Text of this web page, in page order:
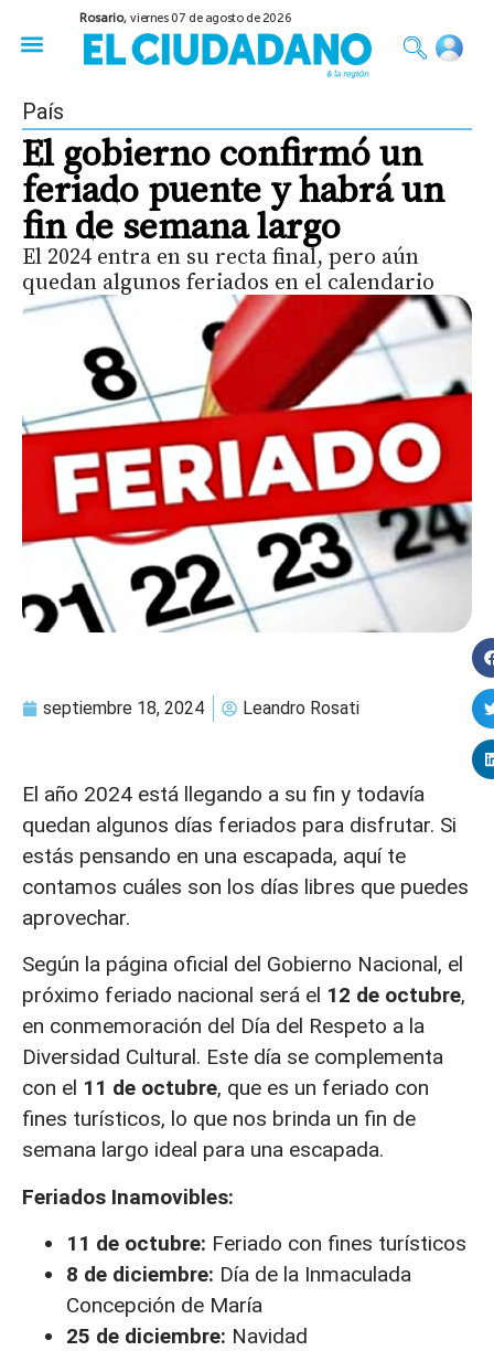
Rosario,viernes 07 de agosto de 2026
País
El gobierno confirmó un
feriado puente y habrá un
fin de semana largo
El 2024 entra en su recta final, pero aún
quedan algunos feriados en el calendario
septiembre 18, 2024 Leandro Rosati
El año 2024 está llegando a su fin y todavía
quedan algunos días feriados para disfrutar. Si
estás pensando en una escapada, aquí te
contamos cuáles son los días libres que puedes
aprovechar.
Según la página oficial del Gobierno Nacional, el
próximo feriado nacional será el 12 de octubre,
en conmemoración del Día del Respeto a la
Diversidad Cultural. Este día se complementa
con el 11 de octubre, que es un feriado con
fines turísticos, lo que nos brinda un fin de
semana largo ideal para una escapada.
Feriados Inamovibles:
11 de octubre: Feriado con fines turísticos
8 de diciembre: Día de la Inmaculada
Concepción de María
25 de diciembre: Navidad